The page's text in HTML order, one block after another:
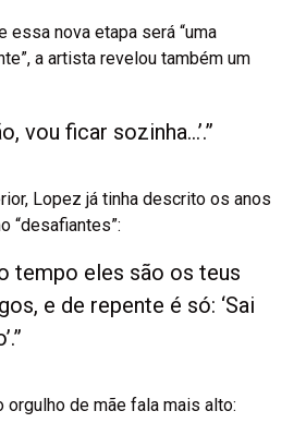
essa nova etapa será “uma
a artista revelou também um
vou ficar sozinha…’.”
Lopez já tinha descrito os anos
“desafiantes”:
tempo eles são os teus
e de repente é só: ‘Sai
orgulho de mãe fala mais alto: